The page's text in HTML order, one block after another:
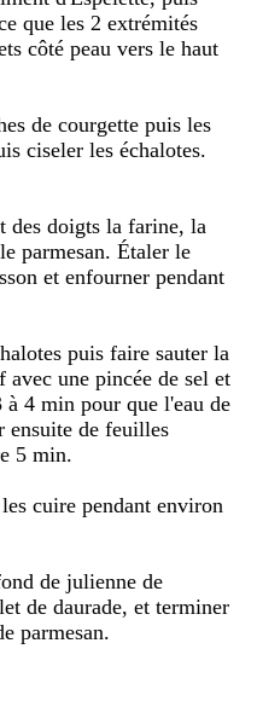
que les 2 extrémités
côté peau vers le haut
de courgette puis les
ciseler les échalotes.
des doigts la farine, la
parmesan. Étaler le
et enfourner pendant
puis faire sauter la
une pincée de sel et
4 min pour que l'eau de
ensuite de feuilles
5 min.
cuire pendant environ
de julienne de
de daurade, et terminer
parmesan.